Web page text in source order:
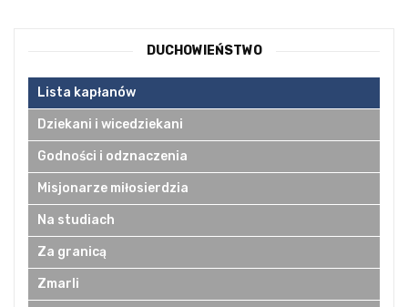
DUCHOWIEŃSTWO
Lista kapłanów
Dziekani i wicedziekani
Godności i odznaczenia
Misjonarze miłosierdzia
Na studiach
Za granicą
Zmarli